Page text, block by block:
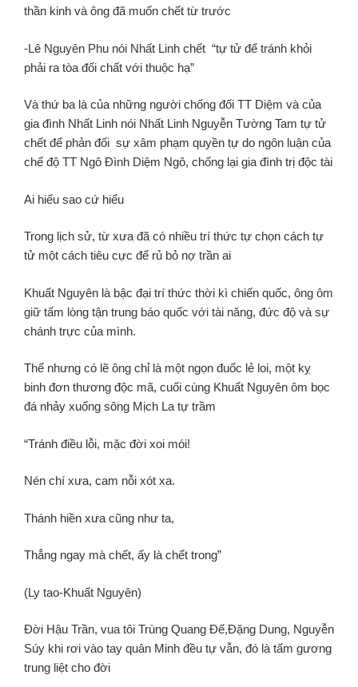
thần kinh và ông đã muốn chết từ trước
-Lê Nguyên Phu nói Nhất Linh chết “tự tử để tránh khỏi
phải ra tòa đối chất với thuộc hạ”
Và thứ ba là của những người chống đối TT Diệm và của
gia đình Nhất Linh nói Nhất Linh Nguyễn Tường Tam tự tử
chết để phản đối sự xâm phạm quyền tự do ngôn luận của
chế độ TT Ngô Đình Diệm Ngô, chống lại gia đình trị độc tài
Ai hiểu sao cứ hiểu
Trong lịch sử, từ xưa đã có nhiều trí thức tự chọn cách tự
tử một cách tiêu cực để rủ bỏ nợ trần ai
Khuất Nguyên là bậc đại trí thức thời kì chiến quốc, ông ôm
giữ tấm lòng tận trung báo quốc với tài năng, đức độ và sự
chánh trực của mình.
Thế nhưng có lẽ ông chỉ là một ngọn đuốc lẻ loi, một kỵ
binh đơn thương độc mã, cuối cùng Khuất Nguyên ôm bọc
đá nhảy xuống sông Mịch La tự trầm
“Tránh điều lỗi, mặc đời xoi mói!
Nén chí xưa, cam nỗi xót xa.
Thánh hiền xưa cũng như ta,
Thẳng ngay mà chết, ấy là chết trong”
(Ly tao-Khuất Nguyên)
Đời Hậu Trần, vua tôi Trùng Quang Đế,Đặng Dung, Nguyễn
Súy khi rơi vào tay quân Minh đều tự vẫn, đó là tấm gương
trung liệt cho đời